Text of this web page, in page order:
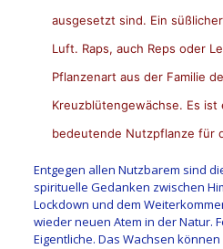
ausgesetzt sind. Ein
Luft. Raps, auch Reps oder
Pflanzenart aus der Familie
Kreuzblütengewächse. Es
bedeutende Nutzpflanze für
Entgegen allen Nutzbarem sind
spirituelle Gedanken zwischen
Lockdown und dem
wieder neuen Atem in der Natur.
Eigentliche. Das Wachsen